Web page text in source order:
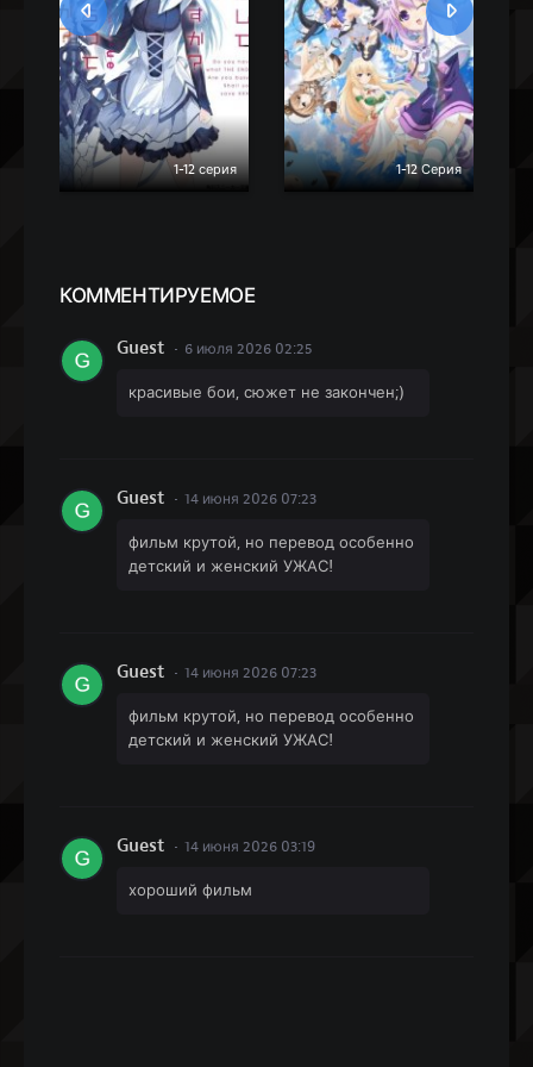
1-12 серия 1-12 Серия
КОММЕНТИРУЕМОЕ
Guest 6 июля 2026 02:25
красивые бои, сюжет не закончен;)
Guest 14 июня 2026 07:23
фильм крутой, но перевод особенно
детский и женский УЖАС!
Guest 14 июня 2026 07:23
фильм крутой, но перевод особенно
детский и женский УЖАС!
Guest 14 июня 2026 03:19
хороший фильм